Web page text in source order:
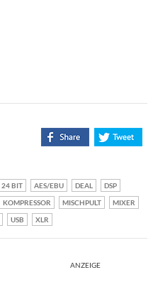
24 BIT AES/EBU DEAL
DSP
KOMPRESSOR MISCHPULT
MIXER
USB XLR
ANZEIGE